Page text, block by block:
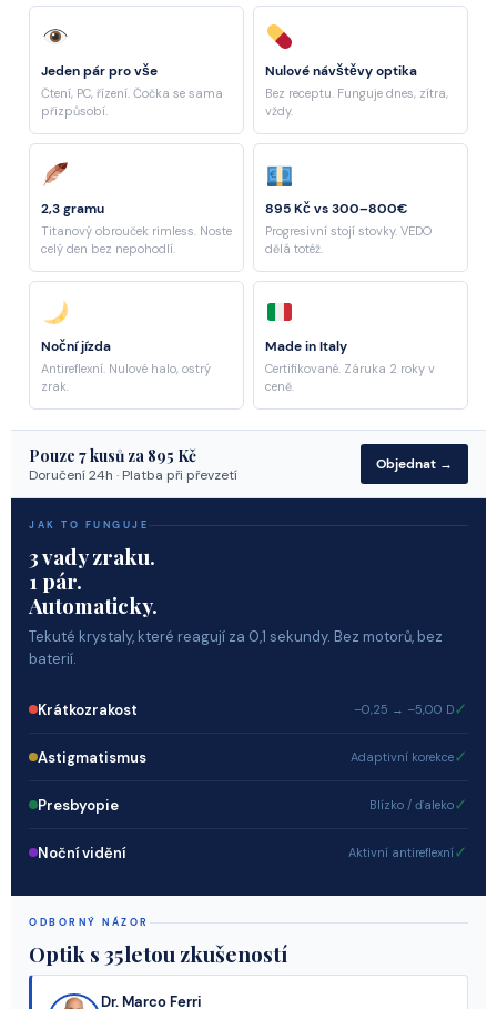
Jeden pár pro vše
Čtení, PC, řízení. Čočka se sama
přizpůsobí.
Nulové návštěvy optika
Bez receptu. Funguje dnes, zítra,
vždy.
2,3 gramu
Titanový obrouček rimless. Noste
celý den bez nepohodlí.
895 Kč vs 300–800€
Progresivní stojí stovky. VEDO
dělá totéž.
Noční jízda
Antireflexní. Nulové halo, ostrý
zrak.
Made in Italy
Certifikované. Záruka 2 roky v
ceně.
Pouze 7kusů za 895 Kč
Doručení 24h · Platba při převzetí
Objednat →
JAK TO FUNGUJE
3 vady zraku.
1 pár.
Automaticky.
Tekuté krystaly, které reagují za 0,1 sekundy. Bez motorů, bez
baterií.
Krátkozrakost –0,25 → –5,00 D✓
Astigmatismus Adaptivní korekce✓
Presbyopie Blízko / ďaleko✓
Noční vidění Aktivní antireflexní✓
ODBORNÝ NÁZOR
Optik s 35letou zkušeností
Dr. Marco Ferri